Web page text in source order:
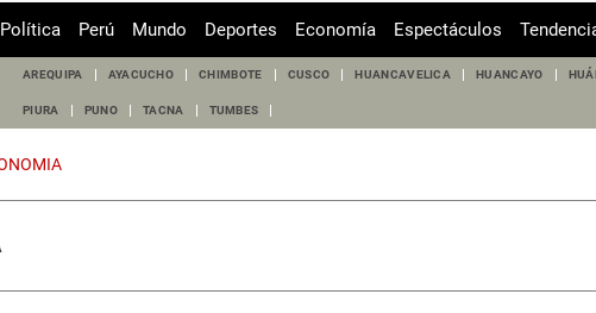
Política Perú Mundo Deportes Economía Espectáculos
AREQUIPA AYACUCHO CHIMBOTE CUSCO HUANCAVELICA HUANCAYO
PIURA PUNO TACNA TUMBES